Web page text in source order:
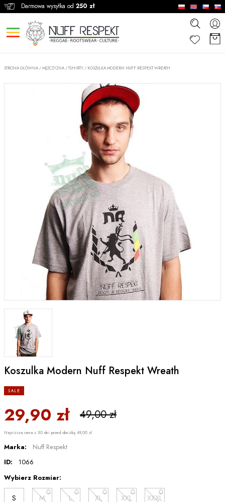
Darmowa wysyłka od 250 zł
STRONA GŁÓWNA /MĘŻCZYZNA /TSHIRTY / KOSZULKA MODERN NUFF RESPEKT WREATH
Koszulka Modern Nuff Respekt Wreath
SALE
49,00 zł
29,90 zł
Najniższa cena z 30 dni przed obniżką 49,00 zł
Marka:
Nuff Respekt
ID:
1066
Wybierz Rozmiar:
S M L XL XXL XXXL